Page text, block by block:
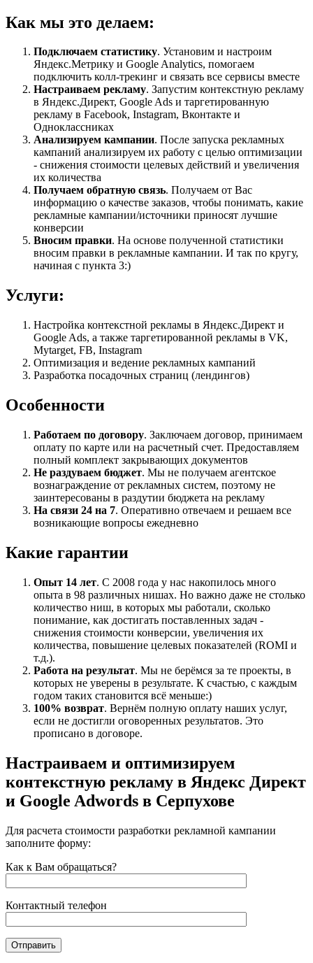
Как мы это делаем:
Подключаем статистику. Установим и настроим
Яндекс.Метрику и Google Analytics, помогаем
подключить колл-трекинг и связать все сервисы вместе
Настраиваем рекламу. Запустим контекстную рекламу
в Яндекс.Директ, Google Ads и таргетированную
рекламу в Facebook, Instagram, Вконтакте и
Одноклассниках
Анализируем кампании. После запуска рекламных
кампаний анализируем их работу с целью оптимизации
- снижения стоимости целевых действий и увеличения
их количества
Получаем обратную связь. Получаем от Вас
информацию о качестве заказов, чтобы понимать, какие
рекламные кампании/источники приносят лучшие
конверсии
Вносим правки. На основе полученной статистики
вносим правки в рекламные кампании. И так по кругу,
начиная с пункта 3:)
Услуги:
Настройка контекстной рекламы в Яндекс.Директ и
Google Ads, а также таргетированной рекламы в VK,
Mytarget, FB, Instagram
Оптимизация и ведение рекламных кампаний
Разработка посадочных страниц (лендингов)
Особенности
Работаем по договору. Заключаем договор, принимаем
оплату по карте или на расчетный счет. Предоставляем
полный комплект закрывающих документов
Не раздуваем бюджет. Мы не получаем агентское
вознаграждение от рекламных систем, поэтому не
заинтересованы в раздутии бюджета на рекламу
На связи 24 на 7. Оперативно отвечаем и решаем все
возникающие вопросы ежедневно
Какие гарантии
Опыт 14 лет. С 2008 года у нас накопилось много
опыта в 98 различных нишах. Но важно даже не столько
количество ниш, в которых мы работали, сколько
понимание, как достигать поставленных задач -
снижения стоимости конверсии, увеличения их
количества, повышение целевых показателей (ROMI и
т.д.).
Работа на результат. Мы не берёмся за те проекты, в
которых не уверены в результате. К счастью, с каждым
годом таких становится всё меньше:)
100% возврат. Вернём полную оплату наших услуг,
если не достигли оговоренных результатов. Это
прописано в договоре.
Настраиваем и оптимизируем
контекстную рекламу в Яндекс Директ
и Google Adwords в Серпухове
Для расчета стоимости разработки рекламной кампании
заполните форму:
Как к Вам обращаться?
Контактный телефон